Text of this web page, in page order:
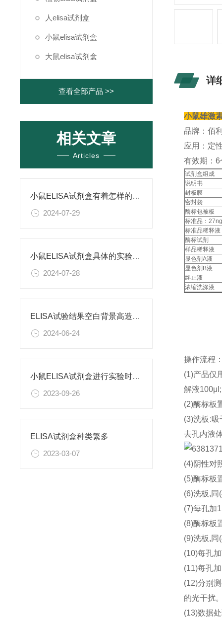
人elisa试剂盒
小鼠elisa试剂盒
大鼠elisa试剂盒
查看全部产品 >>
相关文章
Articles
小鼠ELISA试剂盒有着怎样的特点呢？
2024-07-29
小鼠ELISA试剂盒具体的实验步骤是怎样的呢？
2024-07-28
ELISA试验结果空白背景高造成原因
2024-06-24
小鼠ELISA试剂盒进行实验时需要注意什么呢？
2023-09-26
ELISA试剂盒种类繁多
2023-03-07
详
小鼠雄激
品牌：佰
应用：定
有效期：6
试剂盒组成
说明书
封板膜
密封袋
酶标包被板
标准品：
标准品稀释液
酶标试剂
样品稀释液
显色剂A液
显色剂B液
终止液
浓缩洗涤液
操作流程
(1)产品仅
解液
(2)酶标板
(3)洗板:
去孔内液
(4)阴性对
(5)酶标板
(6)洗板,同
(7)每孔加
(8)酶标板
(9)洗板,同
(10)每孔
(11)每孔
(12)分别
的光干扰
(13)数据